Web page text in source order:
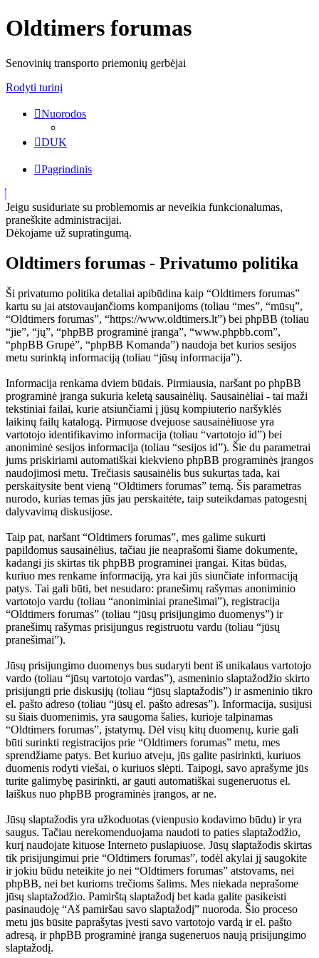
Oldtimers forumas
Senovinių transporto priemonių gerbėjai
Rodyti turinį
Nuorodos
DUK
Pagrindinis
Jeigu susiduriate su problemomis ar neveikia funkcionalumas,
praneškite administracijai.
Dėkojame už supratingumą.
Oldtimers forumas - Privatumo politika
Ši privatumo politika detaliai apibūdina kaip “Oldtimers forumas”
kartu su jai atstovaujančioms kompanijoms (toliau “mes”, “mūsų”,
“Oldtimers forumas”, “https://www.oldtimers.lt”) bei phpBB (toliau
“jie”, “jų”, “phpBB programinė įranga”, “www.phpbb.com”,
“phpBB Grupė”, “phpBB Komanda”) naudoja bet kurios sesijos
metu surinktą informaciją (toliau “jūsų informacija”).
Informacija renkama dviem būdais. Pirmiausia, naršant po phpBB
programinė įranga sukuria keletą sausainėlių. Sausainėliai - tai maži
tekstiniai failai, kurie atsiunčiami į jūsų kompiuterio naršyklės
laikinų failų katalogą. Pirmuose dvejuose sausainėliuose yra
vartotojo identifikavimo informacija (toliau “vartotojo id”) bei
anoniminė sesijos informacija (toliau “sesijos id”). Šie du parametrai
jums priskiriami automatiškai kiekvieno phpBB programinės įrangos
naudojimosi metu. Trečiasis sausainėlis bus sukurtas tada, kai
perskaitysite bent vieną “Oldtimers forumas” temą. Šis parametras
nurodo, kurias temas jūs jau perskaitėte, taip suteikdamas patogesnį
dalyvavimą diskusijose.
Taip pat, naršant “Oldtimers forumas”, mes galime sukurti
papildomus sausainėlius, tačiau jie neaprašomi šiame dokumente,
kadangi jis skirtas tik phpBB programinei įrangai. Kitas būdas,
kuriuo mes renkame informaciją, yra kai jūs siunčiate informaciją
patys. Tai gali būti, bet nesudaro: pranešimų rašymas anoniminio
vartotojo vardu (toliau “anoniminiai pranešimai”), registracija
“Oldtimers forumas” (toliau “jūsų prisijungimo duomenys”) ir
pranešimų rašymas prisijungus registruotu vardu (toliau “jūsų
pranešimai”).
Jūsų prisijungimo duomenys bus sudaryti bent iš unikalaus vartotojo
vardo (toliau “jūsų vartotojo vardas”), asmeninio slaptažodžio skirto
prisijungti prie diskusijų (toliau “jūsų slaptažodis”) ir asmeninio tikro
el. pašto adreso (toliau “jūsų el. pašto adresas”). Informacija, susijusi
su šiais duomenimis, yra saugoma šalies, kurioje talpinamas
“Oldtimers forumas”, įstatymų. Dėl visų kitų duomenų, kurie gali
būti surinkti registracijos prie “Oldtimers forumas” metu, mes
sprendžiame patys. Bet kuriuo atveju, jūs galite pasirinkti, kuriuos
duomenis rodyti viešai, o kuriuos slėpti. Taipogi, savo aprašyme jūs
turite galimybę pasirinkti, ar gauti automatiškai sugeneruotus el.
laiškus nuo phpBB programinės įrangos, ar ne.
Jūsų slaptažodis yra užkoduotas (vienpusio kodavimo būdu) ir yra
saugus. Tačiau nerekomenduojama naudoti to paties slaptažodžio,
kurį naudojate kituose Interneto puslapiuose. Jūsų slaptažodis skirtas
tik prisijungimui prie “Oldtimers forumas”, todėl akylai jį saugokite
ir jokiu būdu neteikite jo nei “Oldtimers forumas” atstovams, nei
phpBB, nei bet kurioms trečioms šalims. Mes niekada neprašome
jūsų slaptažodžio. Pamirštą slaptažodį bet kada galite pasikeisti
pasinaudoję “Aš pamiršau savo slaptažodį” nuoroda. Šio proceso
metu jūs būsite paprašytas įvesti savo vartotojo vardą ir el. pašto
adresą, ir phpBB programinė įranga sugeneruos naują prisijungimo
slaptažodį.